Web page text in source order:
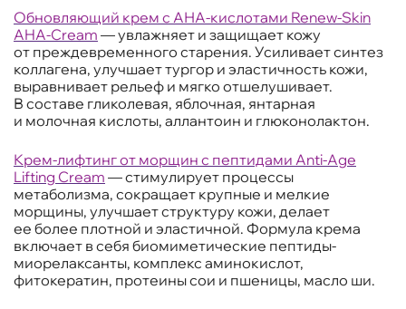
Обновляющий крем с АНА-кислотами Renew-Skin
AHA-Cream — увлажняет и защищает кожу
от преждевременного старения. Усиливает синтез
коллагена, улучшает тургор и эластичность кожи,
выравнивает рельеф и мягко отшелушивает.
В составе гликолевая, яблочная, янтарная
и молочная кислоты, аллантоин и глюконолактон.
Крем-лифтинг от морщин с пептидами Anti-Age
Lifting Cream — стимулирует процессы
метаболизма, сокращает крупные и мелкие
морщины, улучшает структуру кожи, делает
ее более плотной и эластичной. Формула крема
включает в себя биомиметические пептиды-
миорелаксанты, комплекс аминокислот,
фитокератин, протеины сои и пшеницы, масло ши.